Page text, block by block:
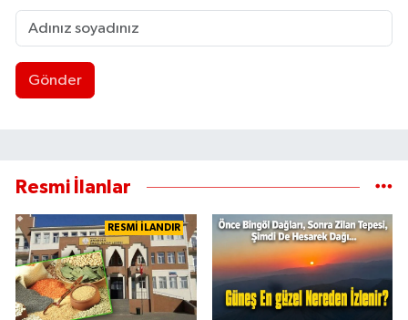
Gönder
Resmi İlanlar
RESMİ İLANDIR